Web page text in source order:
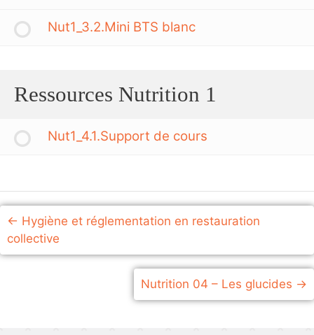
Nut1_3.2.Mini BTS blanc
Ressources Nutrition 1
Nut1_4.1.Support de cours
Hygiène et réglementation en restauration
collective
Nutrition 04 – Les glucides